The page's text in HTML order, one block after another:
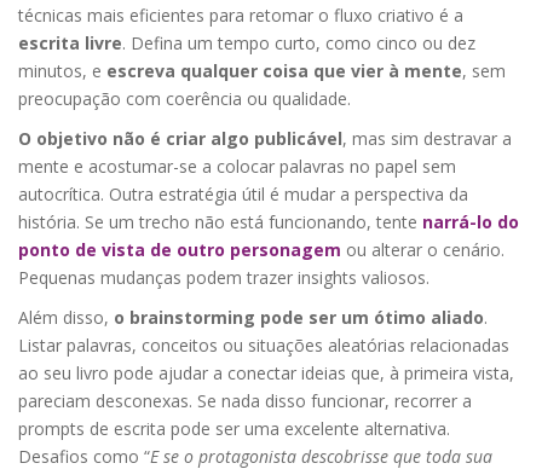
técnicas mais eficientes para retomar o fluxo criativo é a
escrita livre. Defina um tempo curto, como cinco ou dez
minutos, e escreva qualquer coisa que vier à mente, sem
preocupação com coerência ou qualidade.
O objetivo não é criar algo publicável, mas sim destravar a
mente e acostumar-se a colocar palavras no papel sem
autocrítica. Outra estratégia útil é mudar a perspectiva da
história. Se um trecho não está funcionando, tente narrá-lo do
ponto de vista de outro personagem ou alterar o cenário.
Pequenas mudanças podem trazer insights valiosos.
Além disso, o brainstorming pode ser um ótimo aliado.
Listar palavras, conceitos ou situações aleatórias relacionadas
ao seu livro pode ajudar a conectar ideias que, à primeira vista,
pareciam desconexas. Se nada disso funcionar, recorrer a
prompts de escrita pode ser uma excelente alternativa.
Desafios como “E se o protagonista descobrisse que toda sua